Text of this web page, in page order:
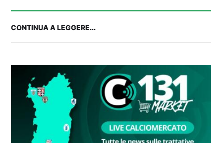
Balliana: “Firmare con la Bora è come andare al
Real Madrid. Ora obiettivo Lunigiana”
CONTINUA A LEGGERE...